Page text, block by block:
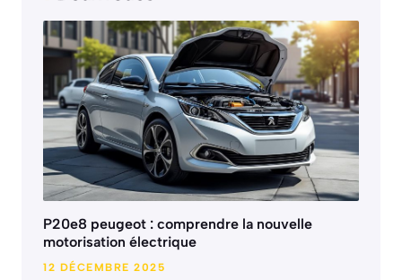
P20e8 peugeot : comprendre la nouvelle
motorisation électrique
12 DÉCEMBRE 2025